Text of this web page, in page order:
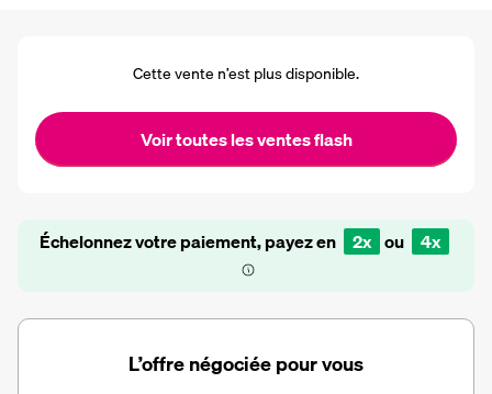
Cette vente n’est plus disponible.
Voir toutes les ventes flash
Échelonnez votre paiement, payez en 2x ou 4x
L’offre négociée pour vous